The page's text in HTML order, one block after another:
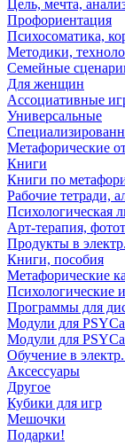
Цель, мечта,
Профориентация
Психосоматика,
Методики,
Семейные
Для женщин
Ассоциативные
Универсальные
Метафорические
Книги
Книги по
Рабочие тетради,
Психологическая
Арт-терапия,
Продукты в
Книги, пособия
Метафорические
Психологические
Программы для
Модули для
Модули для
Обучение в
Аксессуары
Другое
Кубики для игр
Мешочки
Подарки!